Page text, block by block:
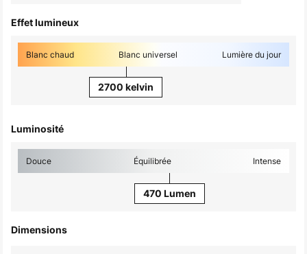
Effet lumineux
Blanc chaud Blanc universel Lumière du jour
2700 kelvin
Luminosité
Douce Équilibrée Intense
470 Lumen
Dimensions